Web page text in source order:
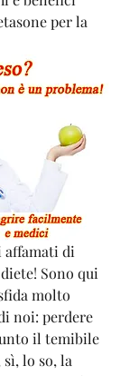
per la
di
Sono qui
molto
noi: perdere
il temibile
sì, lo so, la